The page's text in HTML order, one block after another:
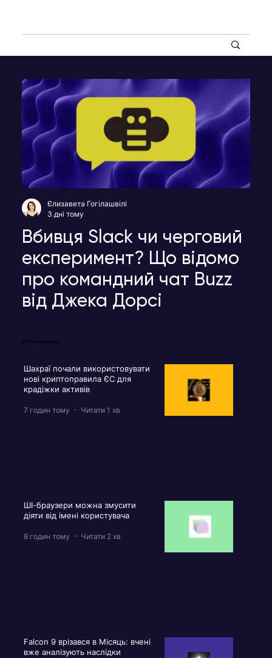
Вбивця Slack чи черговий
експеримент? Що відомо
про командний чат Buzz
від Джека Дорсі
Єлизавета Гогілашвілі
3 дні тому
Вибір редакції
Шахраї почали використовувати
нові криптоправила ЄС для
крадіжки активів
7 годин тому Читати 1 хв
ШІ-браузери можна змусити
діяти від імені користувача
8 годин тому Читати 2 хв
Falcon 9 врізався в Місяць: вчені
вже аналізують наслідки